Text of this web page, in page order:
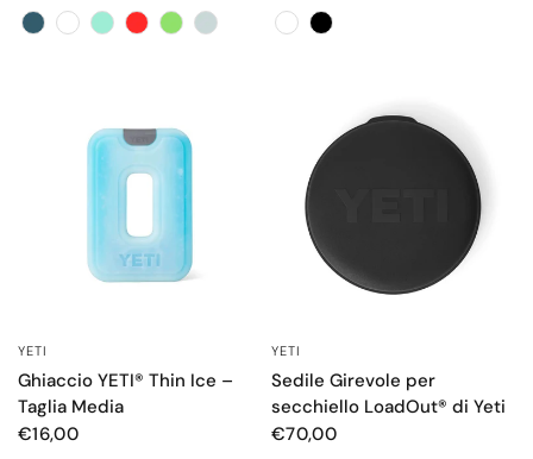
Color Color
YETI
Ghiaccio YETI® Thin Ice –
Taglia Media
€16,00
YETI
Sedile Girevole per
secchiello LoadOut® di Yeti
€70,00